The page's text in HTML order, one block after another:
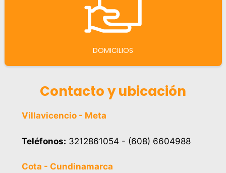
DOMICILIOS
Contacto y ubicación
Villavicencio - Meta
Teléfonos: 3212861054 - (608) 6604988
Cota - Cundinamarca